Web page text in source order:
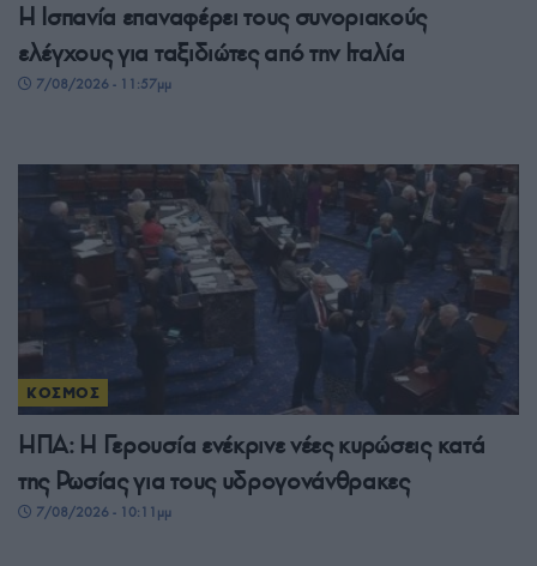
Η Ισπανία επαναφέρει τους συνοριακούς
ελέγχους για ταξιδιώτες από την Ιταλία
7/08/2026 - 11:57μμ
ΚΟΣΜΟΣ
ΗΠΑ: Η Γερουσία ενέκρινε νέες κυρώσεις κατά
της Ρωσίας για τους υδρογονάνθρακες
7/08/2026 - 10:11μμ